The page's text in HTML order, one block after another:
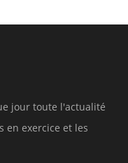
jour toute l'actualité
en exercice et les